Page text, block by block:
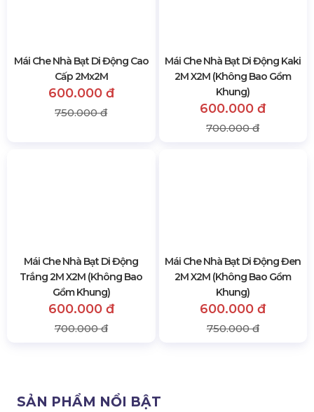
Mái Che Nhà Bạt Di Động Cao
Mái Che Nhà Bạt Di Động Kaki
2M X2M (Không Bao Gồm
Mái Che Nhà Bạt Di Động
Trắng 2M X2M (Không Bao